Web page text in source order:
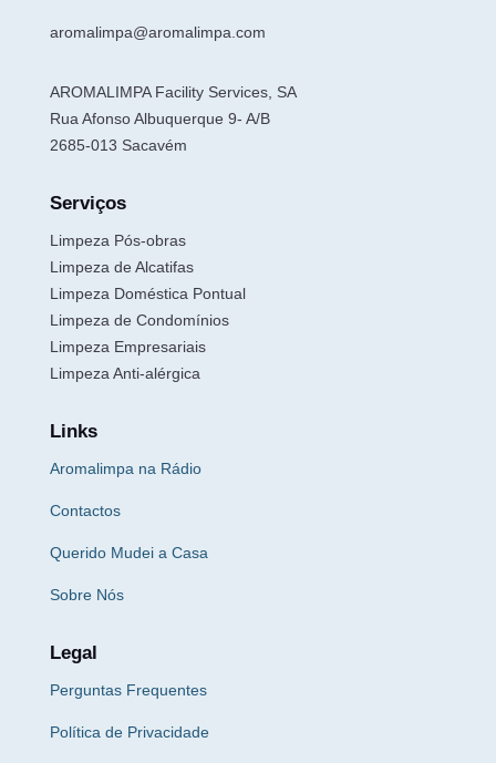
aromalimpa@aromalimpa.com
AROMALIMPA Facility Services, SA
Rua Afonso Albuquerque 9- A/B
2685-013 Sacavém
Serviços
Limpeza Pós-obras
Limpeza de Alcatifas
Limpeza Doméstica Pontual
Limpeza de Condomínios
Limpeza Empresariais
Limpeza Anti-alérgica
Links
Aromalimpa na Rádio
Contactos
Querido Mudei a Casa
Sobre Nós
Legal
Perguntas Frequentes
Política de Privacidade